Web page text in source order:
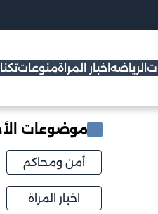
الرياضه اخبار المراةمنوعات
موضوعات
أمن ومحاكم
اخبار المراة